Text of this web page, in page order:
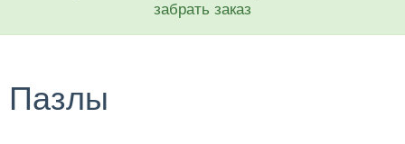
забрать заказ
Пазлы